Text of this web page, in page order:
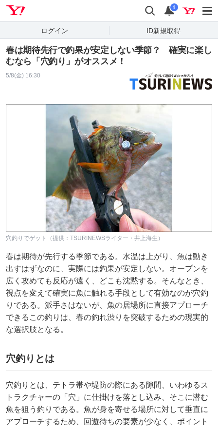
検索 通知
i
ログイン ID新規取得
春は期待先行で釣果が安定しない季節？ 確実に楽し
むなら「穴釣り」がオススメ！
5/8(金) 16:30
穴釣りでゲット（提供：TSURINEWSライター・井上海生）
春は期待が先行する季節である。水温は上がり、魚は動き
出すはずなのに、実際には釣果が安定しない。オープンを
広く攻めても反応が遠く、どこも沈黙する。そんなとき、
視点を変えて確実に魚に触れる手段として有効なのが穴釣
りである。派手さはないが、魚の居場所に直接アプローチ
できるこの釣りは、春の釣れ渋りを突破するための現実的
な選択肢となる。
穴釣りとは
穴釣りとは、テトラ帯や堤防の際にある隙間、いわゆるス
トラクチャーの「穴」に仕掛けを落とし込み、そこに潜む
魚を狙う釣りである。魚が身を寄せる場所に対して垂直に
アプローチするため、回遊待ちの要素が少なく、ポイント